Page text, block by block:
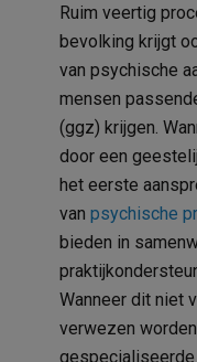
Ruim veertig
bevolking krijgt
van psychische
mensen
(ggz) krijgen.
door een
het eerste
van psychische
bieden in
Wanneer dit niet
verwezen
gespecialiseerde